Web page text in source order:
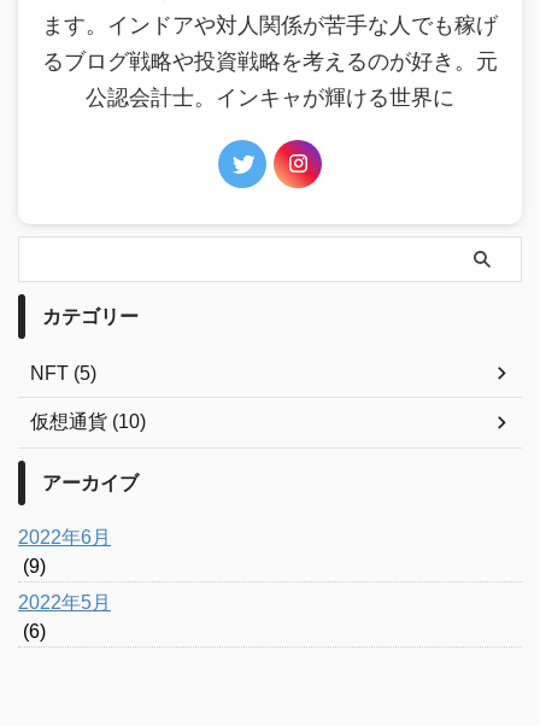
ます。インドアや対人関係が苦手な人でも稼げ
るブログ戦略や投資戦略を考えるのが好き。元
公認会計士。インキャが輝ける世界に
カテゴリー
NFT (5)
仮想通貨 (10)
アーカイブ
2022年6月
(9)
2022年5月
(6)